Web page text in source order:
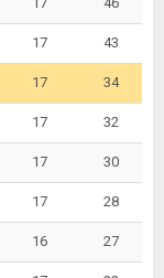
17 43
17 34
17 32
17 30
17 28
16 27